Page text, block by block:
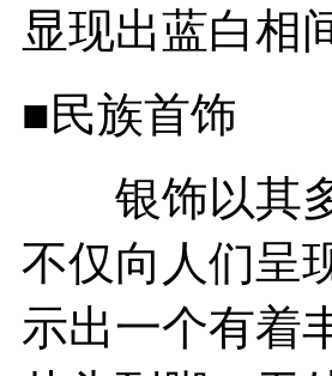
显现出蓝白相
■民族首饰
银饰以其多
不仅向人们呈
示出一个有着